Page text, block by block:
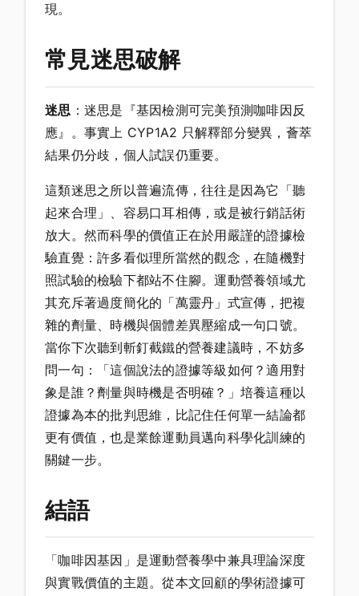
現。
常見迷思破解
迷思 ：迷思是『基因檢測可完美預測咖啡因反
應』。事實上 CYP1A2 只解釋部分變異，薈萃
結果仍分歧，個人試誤仍重要。
這類迷思之所以普遍流傳，往往是因為它「聽
起來合理」、容易口耳相傳，或是被行銷話術
放大。然而科學的價值正在於用嚴謹的證據檢
驗直覺：許多看似理所當然的觀念，在隨機對
照試驗的檢驗下都站不住腳。運動營養領域尤
其充斥著過度簡化的「萬靈丹」式宣傳，把複
雜的劑量、時機與個體差異壓縮成一句口號。
當你下次聽到斬釘截鐵的營養建議時，不妨多
問一句：「這個說法的證據等級如何？適用對
象是誰？劑量與時機是否明確？」培養這種以
證據為本的批判思維，比記住任何單一結論都
更有價值，也是業餘運動員邁向科學化訓練的
關鍵一步。
結語
「咖啡因基因」是運動營養學中兼具理論深度
與實戰價值的主題。從本文回顧的學術證據可